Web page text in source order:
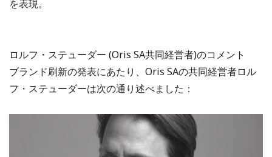
を表現。
ロルフ・ステューダー (Oris SA共同経営者)のコメント
ブランド刷新の発表にあたり、Oris SAの共同経営者ロル
フ・ステューダーは次の通り述べました：